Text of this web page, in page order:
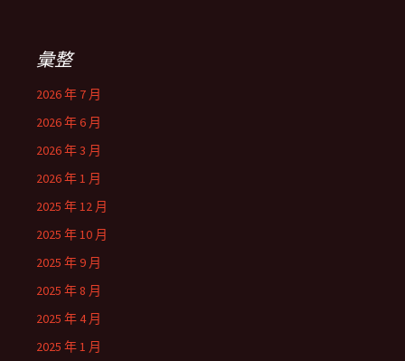
彙整
2026 年 7 月
2026 年 6 月
2026 年 3 月
2026 年 1 月
2025 年 12 月
2025 年 10 月
2025 年 9 月
2025 年 8 月
2025 年 4 月
2025 年 1 月